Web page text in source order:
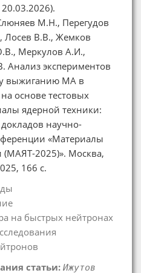
М.Н., Перегудов
В.В., Жемков
Меркулов А.И.,
экспериментов
выжиганию МА в
основе тестовых
ядерной техники:
научно-
«Материалы
(МАЯТ-2025)». Москва,
166 с.
на быстрых нейтронах
статьи: Ижутов